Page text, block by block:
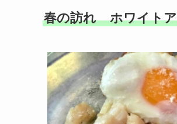
春の訪れ ホワイト